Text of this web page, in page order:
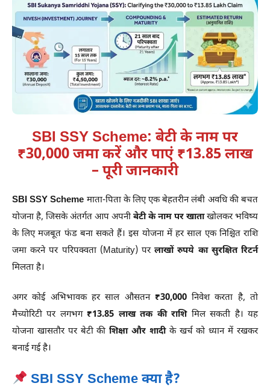
SBI SSY Scheme: बेटी के नाम पर
₹30,000 जमा करें और पाएं ₹13.85 लाख
– पूरी जानकारी
SBI SSY Scheme माता-पिता के लिए एक बेहतरीन लंबी अवधि की बचत
योजना है, जिसके अंतर्गत आप अपनी बेटी के नाम पर खाताखोलकर भविष्य
के लिए मजबूत फंड बना सकते हैं। इस योजना में हर साल एक निश्चित राशि
जमा करने पर परिपक्वता (Maturity) परलाखों रुपये का सुरक्षित रिटर्न
मिलता है।
अगर कोई अभिभावक हर साल औसतन ₹30,000निवेश करता है, तो
मैच्योरिटी पर लगभग ₹13.85 लाख तक की राशिमिल सकती है। यह
योजना खासतौर पर बेटी कीशिक्षा और शादीके खर्च को ध्यान में रखकर
बनाई गई है।
SBI SSY Scheme क्या है?